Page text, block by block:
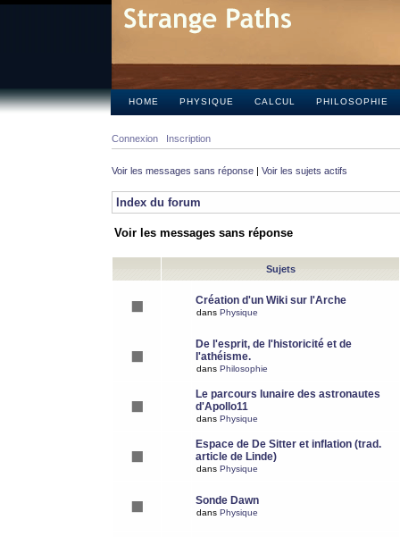
HOME PHYSIQUE CALCUL PHILOSOPHIE
Connexion Inscription
Voir les messages sans réponse | Voir les sujets actifs
Index du forum
Voir les messages sans réponse
Sujets
Création d'un Wiki sur l'Arche
dans Physique
De l'esprit, de l'historicité et de
l'athéisme.
dans Philosophie
Le parcours lunaire des astronautes
d'Apollo11
dans Physique
Espace de De Sitter et inflation (trad.
article de Linde)
dans Physique
Sonde Dawn
dans Physique